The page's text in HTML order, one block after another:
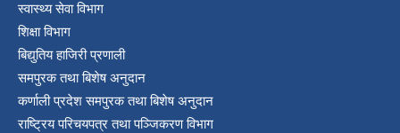
स्वास्थ्य सेवा विभाग
शिक्षा विभाग
बिद्युतिय हाजिरी प्रणाली
समपुरक तथा बिशेष अनुदान
कर्णाली प्रदेश समपुरक तथा बिशेष अनुदान
राष्ट्रिय परिचयपत्र तथा पञ्जिकरण विभाग